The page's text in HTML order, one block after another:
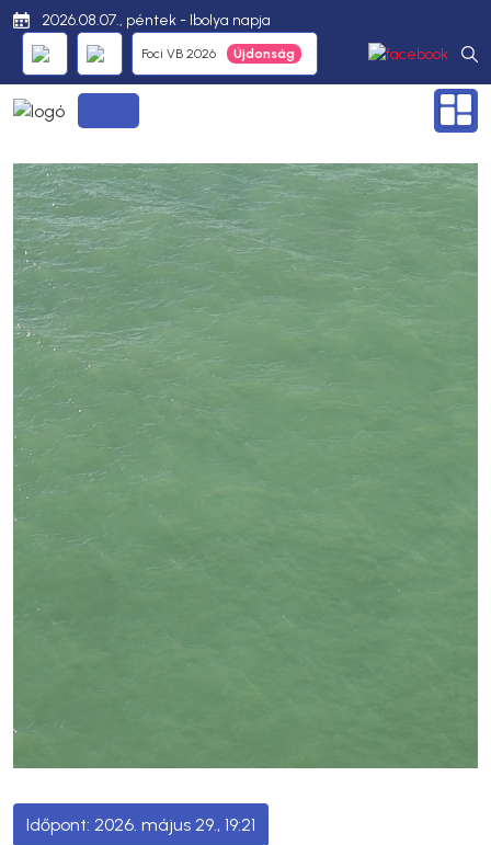
2026.08.07., péntek - Ibolya napja
Foci VB 2026
2026. május 29., 19:21